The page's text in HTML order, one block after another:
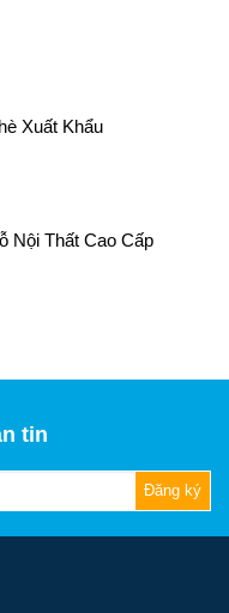
Xuất Khẩu
Nội Thất Cao Cấp
tin
Đăng ký